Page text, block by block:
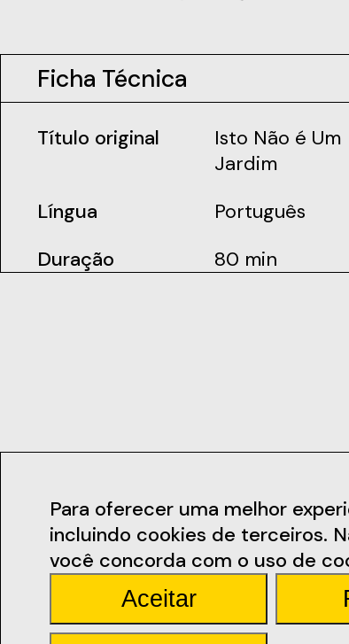
Ficha Técnica
Título original
Isto Não é Um
Jardim
Língua Português
Duração
80 min
Para oferecer uma melhor
incluindo cookies de terceiros.
você concorda com o uso de
Aceitar
Rua
Santarém